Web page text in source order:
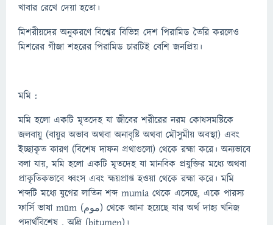
খাবার রেখে দেয়া হতো।
মিশরীয়দের অনুকরণে বিশ্বের বিভিন্ন দেশ পিরামিড তৈরি করলেও
মিশরের গীজা শহরের পিরামিড চারটিই বেশি জনপ্রিয়।
মমি :
মমি হলো একটি মৃতদেহ যা জীবের শরীরের নরম কোষসমষ্টিকে
জলবায়ু (বায়ুর অভাব অথবা অনাবৃষ্টি অথবা মৌসুমীয় অবস্থা) এবং
ইচ্ছাকৃত কারণ (বিশেষ দাফন প্রথাগুলো) থেকে রহ্মা করে। অন্যভাবে
বলা যায়, মমি হলো একটি মৃতদেহ যা মানবিক প্রযুক্তির মধ্যে অথবা
প্রাকৃতিকভাবে ধ্বংস এবং হ্ময়প্রাপ্ত হওয়া থেকে রহ্মা করে। মমি
শব্দটি মধ্যে যুগের লাতিন শব্দ mumia থেকে এসেছে, একে পারস্য
ফার্সি ভাষা mūm (موم) থেকে আনা হয়েছে যার অর্থ দাহ্য খনিজ